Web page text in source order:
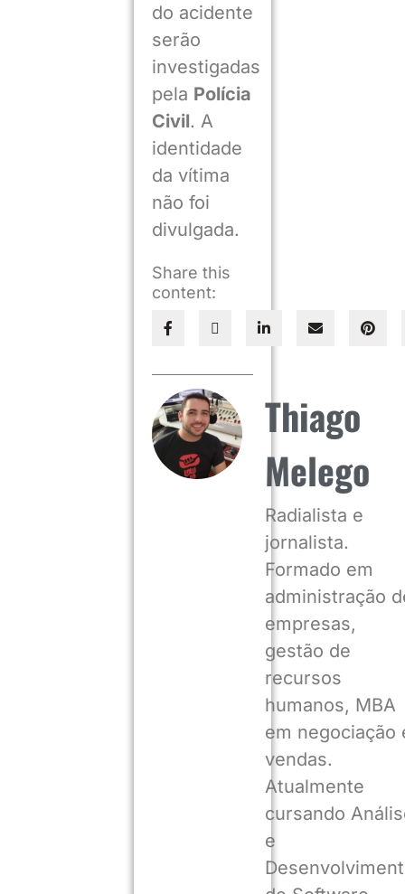
do acidente
serão
investigadas
pela Polícia
Civil. A
identidade
da vítima
não foi
divulgada.
Share this
content:
Thiago
Melego
Radialista e
jornalista.
Formado em
administração
empresas,
gestão de
recursos
humanos, MBA
em negociação
vendas.
Atualmente
cursando
e